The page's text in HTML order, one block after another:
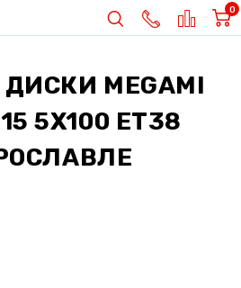
0
ДИСКИ MEGAMI
5X100 ET38